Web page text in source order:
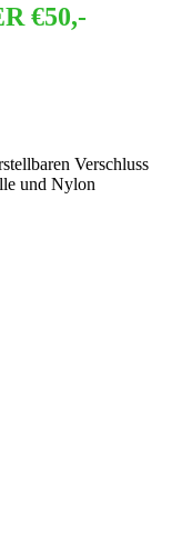
€50,-
Verschluss
und Nylon